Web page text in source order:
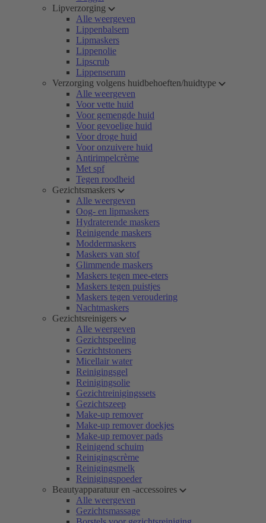
Lipverzorging
Alle weergeven
Lippenbalsem
Lipmaskers
Lippenolie
Lipscrub
Lippenserum
Verzorging volgens huidbehoeften/huidtype
Alle weergeven
Voor vette huid
Voor gemengde huid
Voor gevoelige huid
Voor droge huid
Voor onzuivere huid
Antirimpelcrème
Met spf
Tegen roodheid
Gezichtsmaskers
Alle weergeven
Oog- en lipmaskers
Hydraterende maskers
Reinigende maskers
Moddermaskers
Maskers van stof
Glimmende maskers
Maskers tegen mee-eters
Maskers tegen puistjes
Maskers tegen veroudering
Nachtmaskers
Gezichtsreinigers
Alle weergeven
Gezichtspeeling
Gezichtstoners
Micellair water
Reinigingsgel
Reinigingsolie
Gezichtreinigingssets
Gezichtszeep
Make-up remover
Make-up remover doekjes
Make-up remover pads
Reinigend schuim
Reinigingscrème
Reinigingsmelk
Reinigingspoeder
Beautyapparatuur en -accessoires
Alle weergeven
Gezichtsmassage